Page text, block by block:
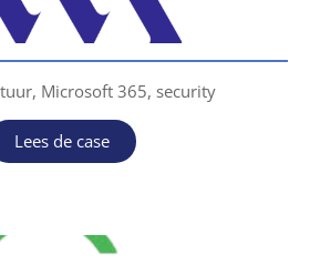
Microsoft 365, security
Lees de case